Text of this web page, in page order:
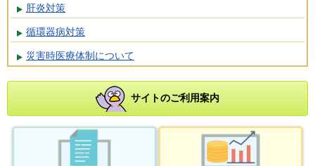
肝炎対策
循環器病対策
災害時医療体制について
サイトのご利用案内